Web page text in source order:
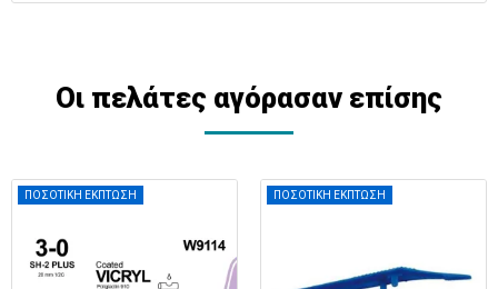
Οι πελάτες αγόρασαν επίσης
ΠΟΣΟΤΙΚΗ ΕΚΠΤΩΣΗ ΠΟΣΟΤΙΚΗ ΕΚΠΤΩΣΗ